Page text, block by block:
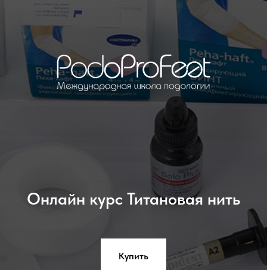
Онлайн курс Титановая нить
Купить